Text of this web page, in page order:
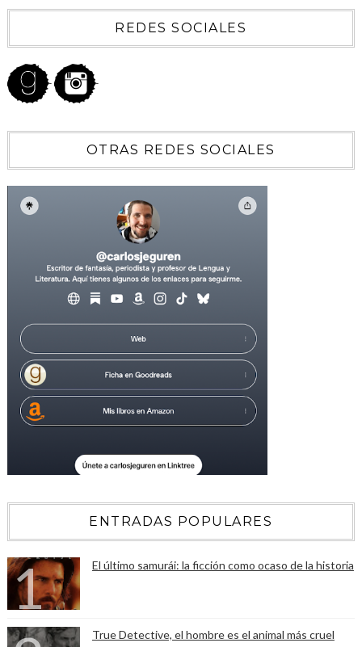
REDES SOCIALES
OTRAS REDES SOCIALES
ENTRADAS POPULARES
El último samurái: la ficción como ocaso de la historia
True Detective, el hombre es el animal más cruel